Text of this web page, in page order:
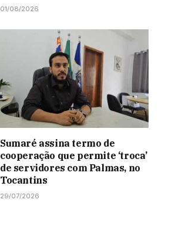
01/08/2026
Sumaré assina termo de
cooperação que permite ‘troca’
de servidores com Palmas, no
Tocantins
29/07/2026